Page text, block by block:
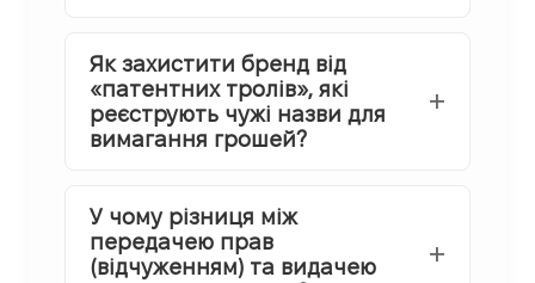
Як захистити бренд від
«патентних тролів», які
реєструють чужі назви для
вимагання грошей?
У чому різниця між
передачею прав
(відчуженням) та видачею